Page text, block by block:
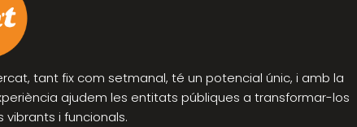
tant fix com setmanal, té un potencial únic, i amb la
ajudem les entitats públiques a transformar-los
vibrants i funcionals.